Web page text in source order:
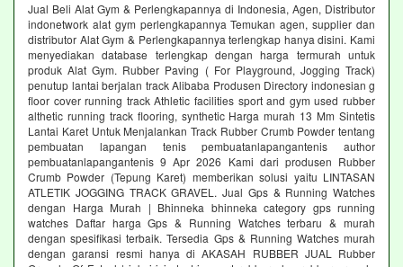
Jual Beli Alat Gym & Perlengkapannya di Indonesia, Agen, Distributor
indonetwork alat gym perlengkapannya Temukan agen, supplier dan
distributor Alat Gym & Perlengkapannya terlengkap hanya disini. Kami
menyediakan database terlengkap dengan harga termurah untuk
produk Alat Gym. Rubber Paving ( For Playground, Jogging Track)
penutup lantai berjalan track Alibaba Produsen Directory indonesian g
floor cover running track Athletic facilities sport and gym used rubber
althetic running track flooring, synthetic Harga murah 13 Mm Sintetis
Lantai Karet Untuk Menjalankan Track Rubber Crumb Powder tentang
pembuatan lapangan tenis pembuatanlapangantenis author
pembuatanlapangantenis 9 Apr 2026 Kami dari produsen Rubber
Crumb Powder (Tepung Karet) memberikan solusi yaitu LINTASAN
ATLETIK JOGGING TRACK GRAVEL. Jual Gps & Running Watches
dengan Harga Murah | Bhinneka bhinneka category gps running
watches Daftar harga Gps & Running Watches terbaru & murah
dengan spesifikasi terbaik. Tersedia Gps & Running Watches murah
dengan garansi resmi hanya di AKASAH RUBBER JUAL Rubber